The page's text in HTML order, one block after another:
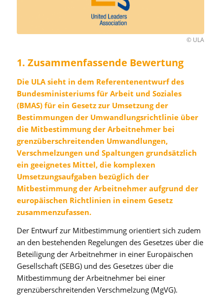
© ULA
1. Zusammenfassende Bewertung
Die ULA sieht in dem Referentenentwurf des
Bundesministeriums für Arbeit und Soziales
(BMAS) für ein Gesetz zur Umsetzung der
Bestimmungen der Umwandlungsrichtlinie über
die Mitbestimmung der Arbeitnehmer bei
grenzüberschreitenden Umwandlungen,
Verschmelzungen und Spaltungen grundsätzlich
ein geeignetes Mittel, die komplexen
Umsetzungsaufgaben bezüglich der
Mitbestimmung der Arbeitnehmer aufgrund der
europäischen Richtlinien in einem Gesetz
zusammenzufassen.
Der Entwurf zur Mitbestimmung orientiert sich zudem
an den bestehenden Regelungen des Gesetzes über die
Beteiligung der Arbeitnehmer in einer Europäischen
Gesellschaft (SEBG) und des Gesetzes über die
Mitbestimmung der Arbeitnehmer bei einer
grenzüberschreitenden Verschmelzung (MgVG).